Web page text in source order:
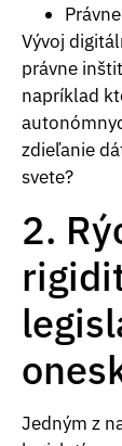
Vývoj
právne
napríklad
zdieľanie
svete?
2.
Jedným z